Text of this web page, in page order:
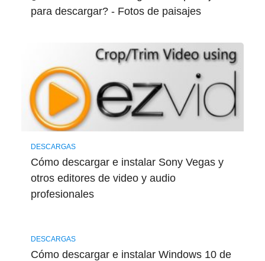
para descargar? - Fotos de paisajes
DESCARGAS
Cómo descargar e instalar Sony Vegas y
otros editores de video y audio
profesionales
DESCARGAS
Cómo descargar e instalar Windows 10 de